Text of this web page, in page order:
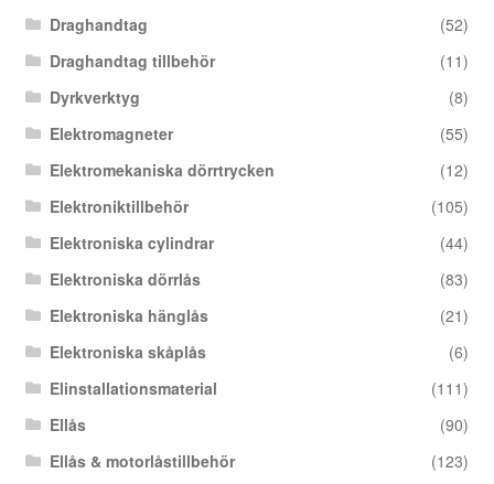
Draghandtag
(52)
Draghandtag tillbehör
(11)
Dyrkverktyg
(8)
Elektromagneter
(55)
Elektromekaniska dörrtrycken
(12)
Elektroniktillbehör
(105)
Elektroniska cylindrar
(44)
Elektroniska dörrlås
(83)
Elektroniska hänglås
(21)
Elektroniska skåplås
(6)
Elinstallationsmaterial
(111)
Ellås
(90)
Ellås & motorlåstillbehör
(123)